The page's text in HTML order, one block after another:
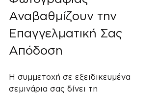
Αναβαθμίζουν την
Επαγγελματική Σας
Απόδοση
Η συμμετοχή σε εξειδικευμένα
σεμινάρια σας δίνει τη